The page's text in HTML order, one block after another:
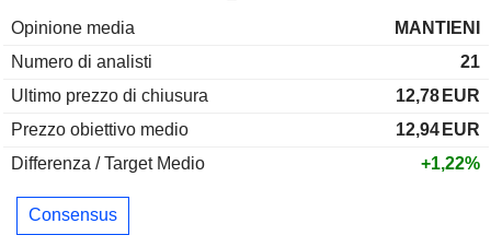
Opinione media
MANTIENI
Numero di analisti
21
Ultimo prezzo di chiusura
12,78 EUR
Prezzo obiettivo medio
12,94 EUR
Differenza / Target Medio
+1,22%
Consensus